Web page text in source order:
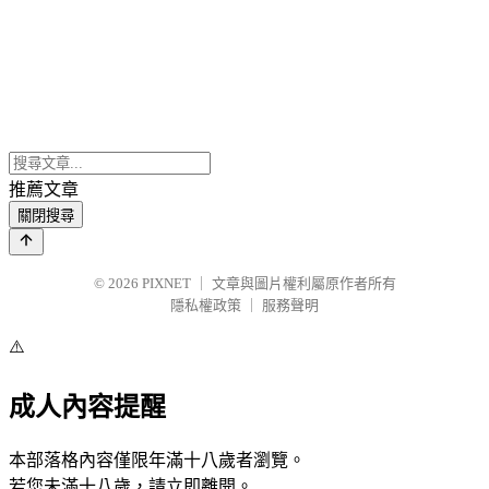
推薦文章
關閉搜尋
© 2026 PIXNET
文章與圖片權利屬原作者所有
隱私權政策
服務聲明
⚠️
成人內容提醒
本部落格內容僅限年滿十八歲者瀏覽。